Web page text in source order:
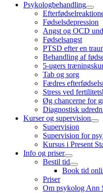
Psykologbehandling
Fødselsdepression
Angst og OCD
Fødselsangst
PTSD efter en
Behandling af
5-ugers
Tab og sorg
Fædres
Stress ved
Øg chancerne for
Diagnostisk
Kurser og supervision
Supervision
Supervision for
Kursus i Present
Info og priser
Bestil tid
Book tid
Priser
Om psykolog Ann